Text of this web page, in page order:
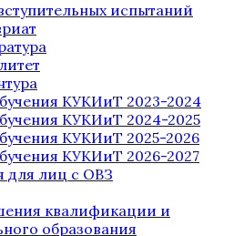
испытаний
КУКИиТ 2023-2024
КУКИиТ 2024-2025
КУКИиТ 2025-2026
КУКИиТ 2026-2027
лиц с ОВЗ
квалификации и
образования